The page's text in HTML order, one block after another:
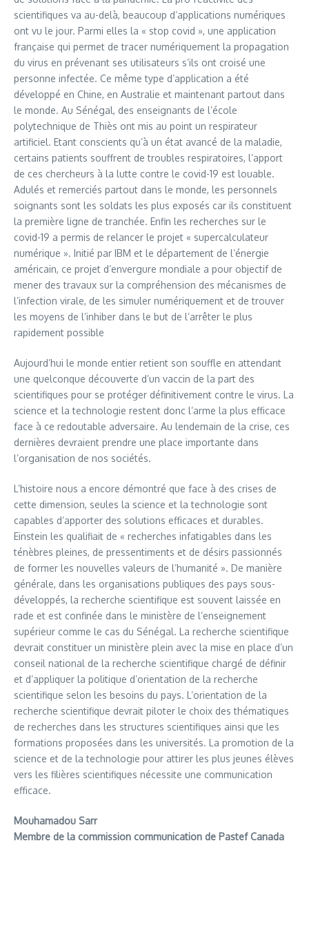
scientifiques va au-delà, beaucoup d’applications numériques
ont vu le jour. Parmi elles la « stop covid », une application
française qui permet de tracer numériquement la propagation
du virus en prévenant ses utilisateurs s’ils ont croisé une
personne infectée. Ce même type d’application a été
développé en Chine, en Australie et maintenant partout dans
le monde. Au Sénégal, des enseignants de l’école
polytechnique de Thiès ont mis au point un respirateur
artificiel. Etant conscients qu’à un état avancé de la maladie,
certains patients souffrent de troubles respiratoires, l’apport
de ces chercheurs à la lutte contre le covid-19 est louable.
Adulés et remerciés partout dans le monde, les personnels
soignants sont les soldats les plus exposés car ils constituent
la première ligne de tranchée. Enfin les recherches sur le
covid-19 a permis de relancer le projet « supercalculateur
numérique ». Initié par IBM et le département de l’énergie
américain, ce projet d’envergure mondiale a pour objectif de
mener des travaux sur la compréhension des mécanismes de
l’infection virale, de les simuler numériquement et de trouver
les moyens de l’inhiber dans le but de l’arrêter le plus
rapidement possible
Aujourd’hui le monde entier retient son souffle en attendant
une quelconque découverte d’un vaccin de la part des
scientifiques pour se protéger définitivement contre le virus. La
science et la technologie restent donc l’arme la plus efficace
face à ce redoutable adversaire. Au lendemain de la crise, ces
dernières devraient prendre une place importante dans
l’organisation de nos sociétés.
L’histoire nous a encore démontré que face à des crises de
cette dimension, seules la science et la technologie sont
capables d’apporter des solutions efficaces et durables.
Einstein les qualifiait de « recherches infatigables dans les
ténèbres pleines, de pressentiments et de désirs passionnés
de former les nouvelles valeurs de l’humanité ». De manière
générale, dans les organisations publiques des pays sous-
développés, la recherche scientifique est souvent laissée en
rade et est confinée dans le ministère de l’enseignement
supérieur comme le cas du Sénégal. La recherche scientifique
devrait constituer un ministère plein avec la mise en place d’un
conseil national de la recherche scientifique chargé de définir
et d’appliquer la politique d’orientation de la recherche
scientifique selon les besoins du pays. L’orientation de la
recherche scientifique devrait piloter le choix des thématiques
de recherches dans les structures scientifiques ainsi que les
formations proposées dans les universités. La promotion de la
science et de la technologie pour attirer les plus jeunes élèves
vers les filières scientifiques nécessite une communication
efficace.
Mouhamadou Sarr
Membre de la commission communication de Pastef Canada